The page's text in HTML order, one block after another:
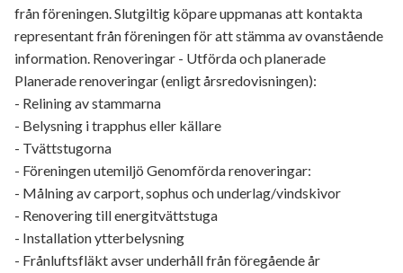
från föreningen. Slutgiltig köpare uppmanas att kontakta
representant från föreningen för att stämma av ovanstående
information. Renoveringar - Utförda och planerade
Planerade renoveringar (enligt årsredovisningen):
- Relining av stammarna
- Belysning i trapphus eller källare
- Tvättstugorna
- Föreningen utemiljö Genomförda renoveringar:
- Målning av carport, sophus och underlag/vindskivor
- Renovering till energitvättstuga
- Installation ytterbelysning
- Frånluftsfläkt avser underhåll från föregående år